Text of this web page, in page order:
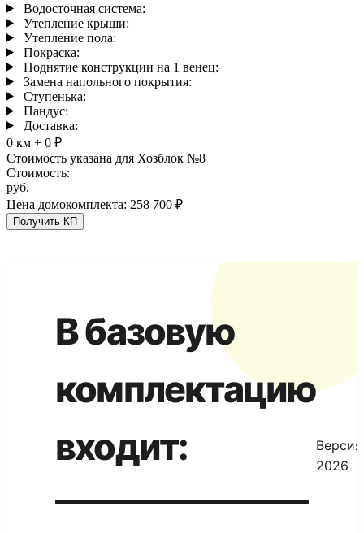
— 258 700 рублей, включая нашу честную официальную
гарантию на 2 года.
Водосточная система:
Утепление крыши:
Утепление пола:
Покраска:
Поднятие конструкции на 1 венец:
Замена напольного покрытия:
Ступенька:
Пандус:
Доставка:
0 км + 0 ₽
Стоимость указана для Хозблок №8
Стоимость:
руб.
Цена домокомплекта: 258 700 ₽
В базовую
комплектацию
входит:
Версия
2026